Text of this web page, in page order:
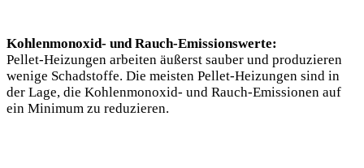
Kohlenmonoxid- und Rauch-Emissionswerte:
Pellet-Heizungen arbeiten äußerst sauber und produzieren
wenige Schadstoffe. Die meisten Pellet-Heizungen sind in
der Lage, die Kohlenmonoxid- und Rauch-Emissionen auf
ein Minimum zu reduzieren.